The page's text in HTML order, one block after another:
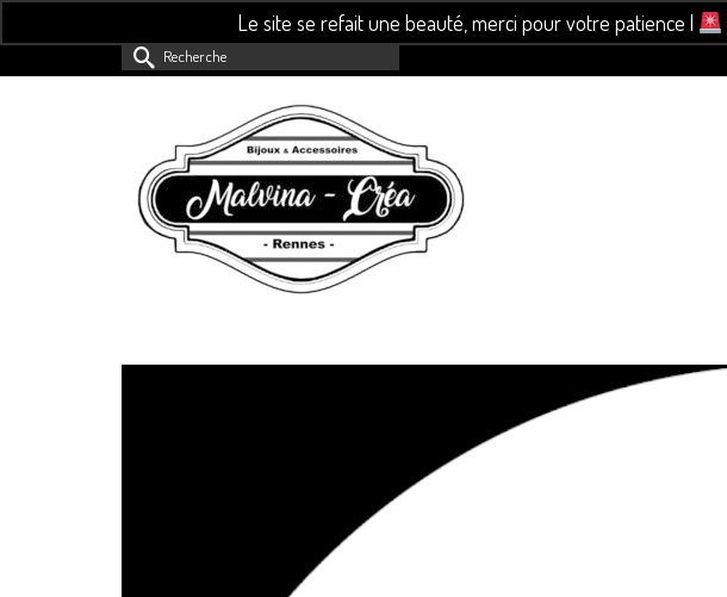
Le site se refait une beauté, merci pour votre patience |
Rechercher :